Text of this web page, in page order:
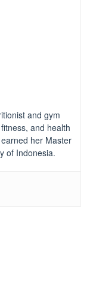
and gym
and health
her Master
of Indonesia.